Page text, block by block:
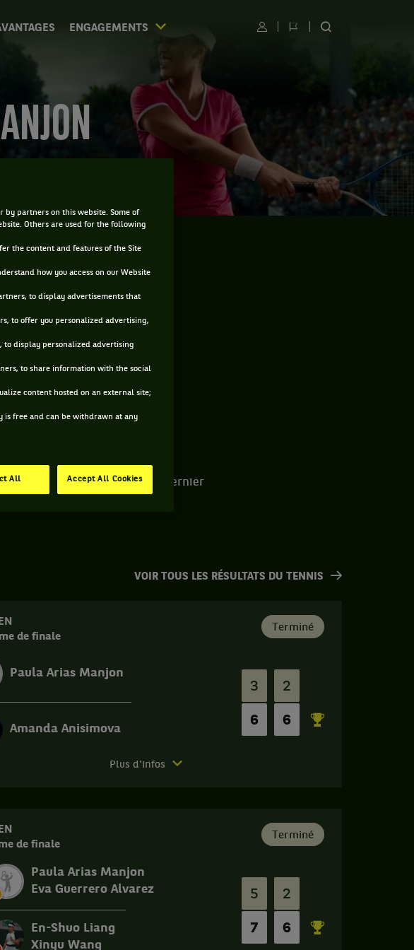
ENGAGEMENTS UtilisateurChangerRECHERCHER
FORTE
DROITE
née le 26-02-2000. Le dernier
de finale
Terminé
Paula Arias Manjon
3 2
Amanda Anisimova
6 6
Plus d'infos
de finale
Terminé
Paula Arias Manjon
Eva Guerrero Alvarez
5 2
En-Shuo Liang
Xinyu Wang
7 6
VOIR TOUS LES RÉSULTATS DU TENNIS
by partners on this website. Some of
Others are used for the following
the content and features of the Site
how you access on our Website
to display advertisements that
to offer you personalized advertising,
to display personalized advertising
to share information with the social
content hosted on an external site;
is free and can be withdrawn at any
All Accept All Cookies